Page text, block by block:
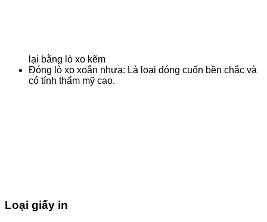
lại bằng lò xo kẽm
Đóng lò xo xoắn nhựa: Là loại đóng cuốn bền chắc và
có tính thẩm mỹ cao.
Loại giấy in